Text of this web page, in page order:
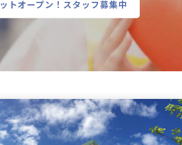
トオープン！スタッフ募集中